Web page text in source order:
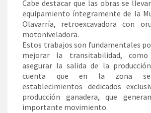
Cabe destacar que las obras se
equipamiento íntegramente de la
Olavarría, retroexcavadora con
motoniveladora.
Estos trabajos son fundamentales
mejorar la transitabilidad,
asegurar la salida de la
cuenta que en la zona se
establecimientos dedicados
producción ganadera, que
importante movimiento.